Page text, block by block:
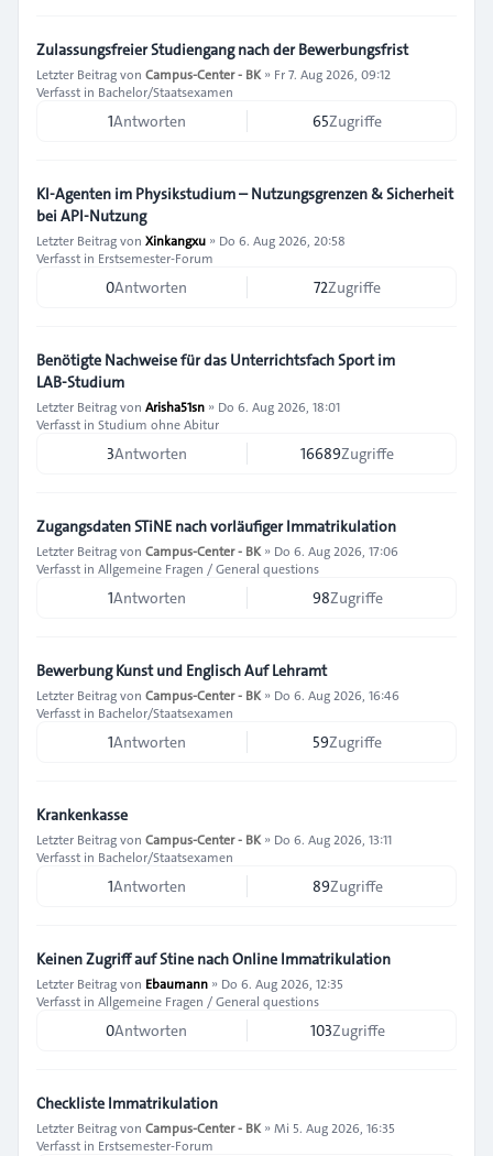
Zulassungsfreier Studiengang nach der Bewerbungsfrist
Letzter Beitrag von Campus-Center - BK» Fr 7. Aug 2026, 09:12
Verfasst in Bachelor/Staatsexamen
1Antworten 65Zugriffe
KI-Agenten im Physikstudium – Nutzungsgrenzen & Sicherheit
bei API-Nutzung
Letzter Beitrag von Xinkangxu » Do 6. Aug 2026, 20:58
Verfasst in Erstsemester-Forum
0Antworten 72Zugriffe
Benötigte Nachweise für das Unterrichtsfach Sport im
LAB‑Studium
Letzter Beitrag von Arisha51sn » Do 6. Aug 2026, 18:01
Verfasst in Studium ohne Abitur
3Antworten 16689Zugriffe
Zugangsdaten STiNE nach vorläufiger Immatrikulation
Letzter Beitrag von Campus-Center - BK» Do 6. Aug 2026, 17:06
Verfasst in Allgemeine Fragen / General questions
1Antworten 98Zugriffe
Bewerbung Kunst und Englisch Auf Lehramt
Letzter Beitrag von Campus-Center - BK» Do 6. Aug 2026, 16:46
Verfasst in Bachelor/Staatsexamen
1Antworten 59Zugriffe
Krankenkasse
Letzter Beitrag von Campus-Center - BK» Do 6. Aug 2026, 13:11
Verfasst in Bachelor/Staatsexamen
1Antworten 89Zugriffe
Keinen Zugriff auf Stine nach Online Immatrikulation
Letzter Beitrag von Ebaumann » Do 6. Aug 2026, 12:35
Verfasst in Allgemeine Fragen / General questions
0Antworten 103Zugriffe
Checkliste Immatrikulation
Letzter Beitrag von Campus-Center - BK» Mi 5. Aug 2026, 16:35
Verfasst in Erstsemester-Forum